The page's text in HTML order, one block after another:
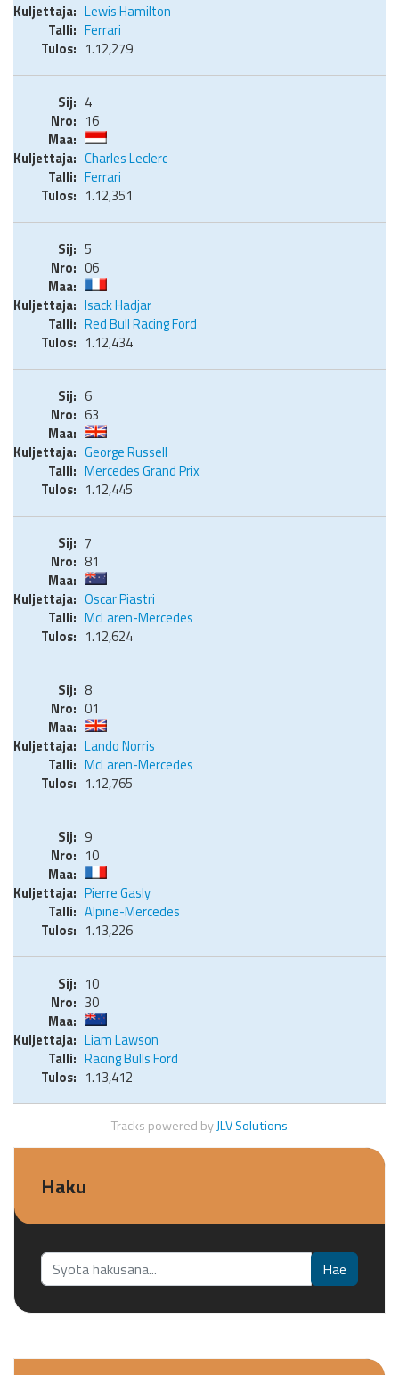
Lewis Hamilton
Ferrari
1.12,279
4
16
Charles Leclerc
Ferrari
1.12,351
5
06
Isack Hadjar
Red Bull Racing Ford
1.12,434
6
63
George Russell
Mercedes Grand Prix
1.12,445
7
81
Oscar Piastri
McLaren-Mercedes
1.12,624
8
01
Lando Norris
McLaren-Mercedes
1.12,765
9
10
Pierre Gasly
Alpine-Mercedes
1.13,226
10
30
Liam Lawson
Racing Bulls Ford
1.13,412
Tracks powered byJLV Solutions
Haku
Etsi... Hae